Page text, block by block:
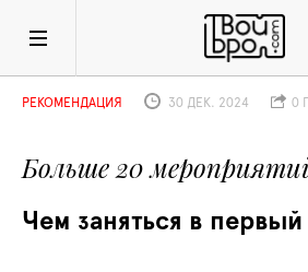
Больше 20
Чем заняться в
РЕКОМЕНДАЦИЯ 30 ДЕК. 2024 0